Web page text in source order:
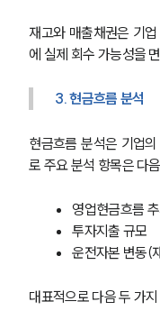
재고와 매출채권은 기
에 실제 회수 가능성을
3. 현금흐름 분석
현금흐름 분석은 기업
로 주요 분석 항목은 다
영업현금흐름 추
투자지출 규모
운전자본 변동(
대표적으로 다음 두 가